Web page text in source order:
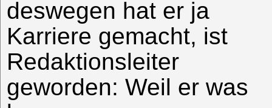
deswegen hat er ja
Karriere gemacht, ist
Redaktionsleiter
geworden: Weil er was